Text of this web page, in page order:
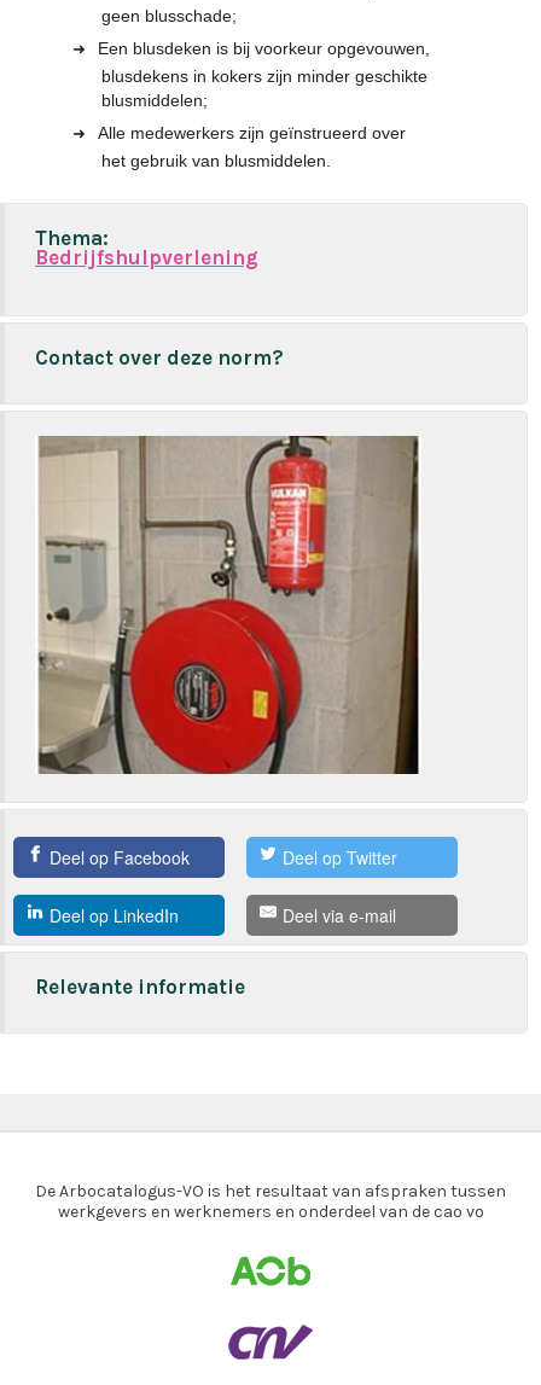
geen blusschade;
Een blusdeken is bij voorkeur opgevouwen,
blusdekens in kokers zijn minder geschikte
blusmiddelen;
Alle medewerkers zijn geïnstrueerd over
het gebruik van blusmiddelen.
Thema:
Bedrijfshulpverlening
Contact over deze norm?
Deel op Facebook Deel op Twitter
Deel op LinkedIn Deel via e-mail
Relevante informatie
De Arbocatalogus-VO is het resultaat van afspraken tussen
werkgevers en werknemers en onderdeel van de cao vo